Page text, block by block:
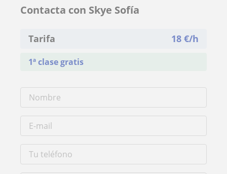
Contacta con Skye Sofía
Tarifa 18 €/h
1ª clase gratis